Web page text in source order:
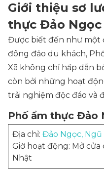
Giới thiệu sơ
thực Đảo Ngọc
Được biết đến như một
đông đảo du khách,
Xã không chỉ hấp dẫn
còn bởi những hoạt
trải nghiệm độc đáo và
Phố ẩm thực Đảo
Địa chỉ: Đảo Ngọc, Ngũ
Giờ hoạt động: Mở cửa
Nhật